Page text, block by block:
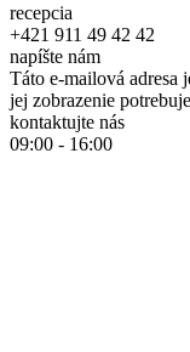
recepcia
+421 911 49 42 42
napíšte nám
Táto e-mailová adresa
jej zobrazenie
kontaktujte nás
09:00 - 16:00